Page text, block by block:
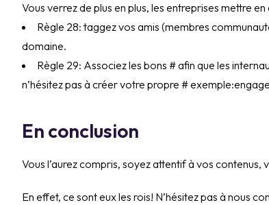
Vous verrez de plus en plus, les entreprises mettre
Règle 28: taggez vos amis (membres
domaine.
Règle 29: Associez les bons # afin que les
n’hésitez pas à créer votre propre #
En conclusion
Vous l’aurez compris, soyez attentif à vos
En effet, ce sont eux les rois! N’hésitez pas à nous